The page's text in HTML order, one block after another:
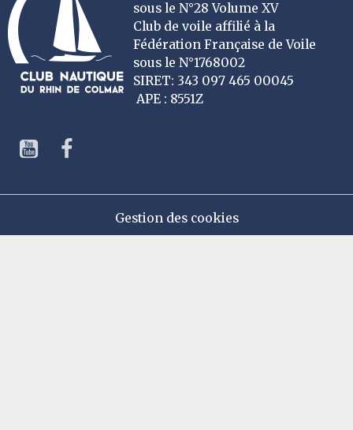
sous le N°28 Volume XV
Club de voile affilié à la
Fédération Française de Voile
sous le N°1768002
SIRET: 343 097 465 00045
APE : 8551Z
Gestion des cookies